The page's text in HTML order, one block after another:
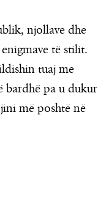
njollave dhe
të stilit.
tuaj me
bardhë pa u dukur
më poshtë në